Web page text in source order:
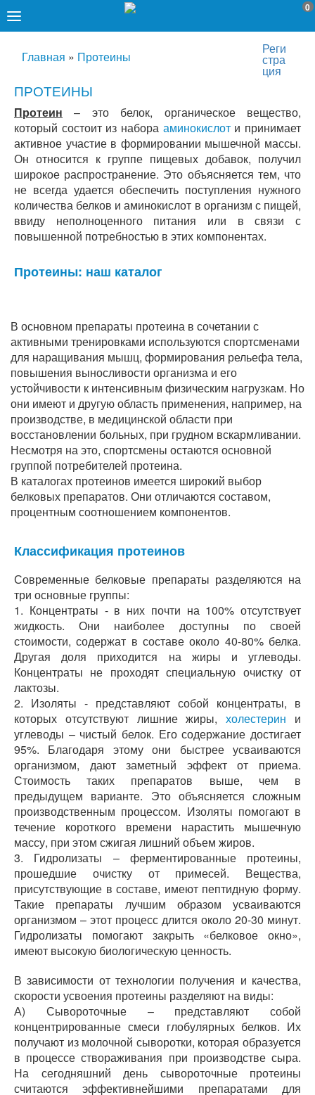
0
Реги
стра
ция
Главная » Протеины
ПРОТЕИНЫ
Протеин – это белок, органическое вещество,
который состоит из набора аминокислоти принимает
активное участие в формировании мышечной массы.
Он относится к группе пищевых добавок, получил
широкое распространение. Это объясняется тем, что
не всегда удается обеспечить поступления нужного
количества белков и аминокислот в организм с пищей,
ввиду неполноценного питания или в связи с
повышенной потребностью в этих компонентах.
Протеины: наш каталог
В основном препараты протеина в сочетании с
активными тренировками используются спортсменами
для наращивания мышц, формирования рельефа тела,
повышения выносливости организма и его
устойчивости к интенсивным физическим нагрузкам. Но
они имеют и другую область применения, например, на
производстве, в медицинской области при
восстановлении больных, при грудном вскармливании.
Несмотря на это, спортсмены остаются основной
группой потребителей протеина.
В каталогах протеинов имеется широкий выбор
белковых препаратов. Они отличаются составом,
процентным соотношением компонентов.
Классификация протеинов
Современные белковые препараты разделяются на
три основные группы:
1. Концентраты - в них почти на 100% отсутствует
жидкость. Они наиболее доступны по своей
стоимости, содержат в составе около 40-80% белка.
Другая доля приходится на жиры и углеводы.
Концентраты не проходят специальную очистку от
лактозы.
2. Изоляты - представляют собой концентраты, в
которых отсутствуют лишние жиры,холестерин и
углеводы – чистый белок. Его содержание достигает
95%. Благодаря этому они быстрее усваиваются
организмом, дают заметный эффект от приема.
Стоимость таких препаратов выше, чем в
предыдущем варианте. Это объясняется сложным
производственным процессом. Изоляты помогают в
течение короткого времени нарастить мышечную
массу, при этом сжигая лишний объем жиров.
3. Гидролизаты – ферментированные протеины,
прошедшие очистку от примесей. Вещества,
присутствующие в составе, имеют пептидную форму.
Такие препараты лучшим образом усваиваются
организмом – этот процесс длится около 20-30 минут.
Гидролизаты помогают закрыть «белковое окно»,
имеют высокую биологическую ценность.
В зависимости от технологии получения и качества,
скорости усвоения протеины разделяют на виды:
А) Сывороточные – представляют собой
концентрированные смеси глобулярных белков. Их
получают из молочной сыворотки, которая образуется
в процессе створаживания при производстве сыра.
На сегодняшний день сывороточные протеины
считаются эффективнейшими препаратами для